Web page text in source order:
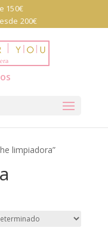
150€
200€
limpiadora”